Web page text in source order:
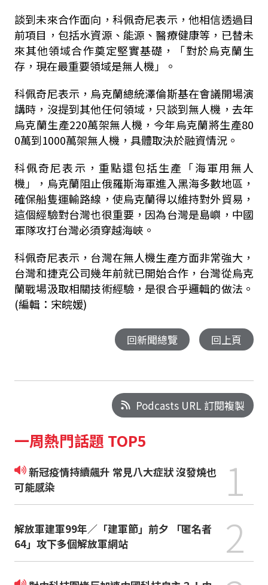
談到未來合作面向，科佩奇尼表示，他相信透過目
前項目，包括水資源、能源、醫療健康等，已替未
來其他領域合作奠定堅實基礎，「對於烏克蘭生
存，現在最重要領域是無人機」。
科佩奇尼表示，烏克蘭總統澤倫斯基在會議開場演
講時，沒提到其他任何領域，只談到無人機，去年
烏克蘭生產220萬架無人機，今年烏克蘭將生產80
0萬到1000萬架無人機，具體取決於融資情況。
科佩奇尼表示，重點還包括生產「海軍用無人
機」，烏克蘭阻止俄羅斯海軍進入黑海多數地區，
確保船隻運輸路線，使烏克蘭得以維持對外貿易，
這個經驗對台灣也很重要，因為台灣是島嶼，中國
軍隊攻打台灣必須穿越海峽。
科佩奇尼表示，台灣在無人機生產方面非常強大，
台灣和捷克公司幾年前就已開始合作，台灣從烏克
蘭戰場汲取相關技術經驗，是很合乎邏輯的做法。
(編輯：宋皖媛)
回新聞總覽 回上頁
Podcasts URL 訂閱複製
一周熱門話題 TOP5
新冠疫情持續飆升 常見八大症狀 沒發燒也
可能感染
1
解放軍建軍99年／「建軍節」前夕 「匿名者
64」攻下多個解放軍網站
2